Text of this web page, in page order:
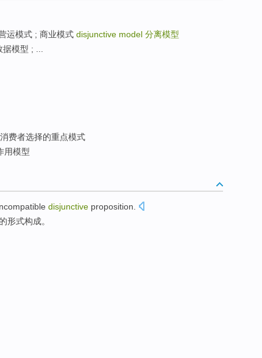
运模式 ; 商业模式 disjunctive model 分离模型
模型 ; ...
消费者选择的重点模式
用模型
disjunctive proposition.
的形式构成。